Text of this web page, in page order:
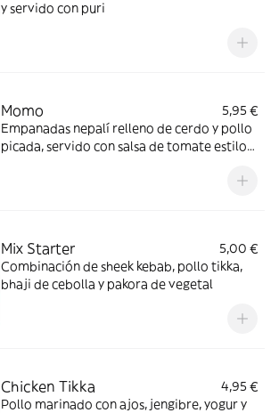
y servido con puri
Momo
5,95 €
Empanadas nepalí relleno de cerdo y pollo
picada, servido con salsa de tomate estilo
Mix Starter
5,00 €
Combinación de sheek kebab, pollo tikka,
bhaji de cebolla y pakora de vegetal
Chicken Tikka
4,95 €
Pollo marinado con ajos, jengibre, yogur y